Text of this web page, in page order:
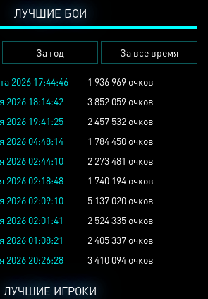
ЛУЧШИЕ БОИ
За год За все время
2026 17:44:46
1 936 969 очков
2026 18:14:42
3 852 059 очков
2026 19:41:25
2 457 532 очков
2026 04:48:14
1 784 450 очков
2026 02:44:10
2 273 481 очков
2026 02:18:48
1 740 194 очков
2026 02:09:10
5 137 020 очков
2026 02:01:41
2 524 335 очков
2026 01:08:21
2 405 337 очков
2026 20:26:28 3 410 094 очков
ЛУЧШИЕ ИГРОКИ